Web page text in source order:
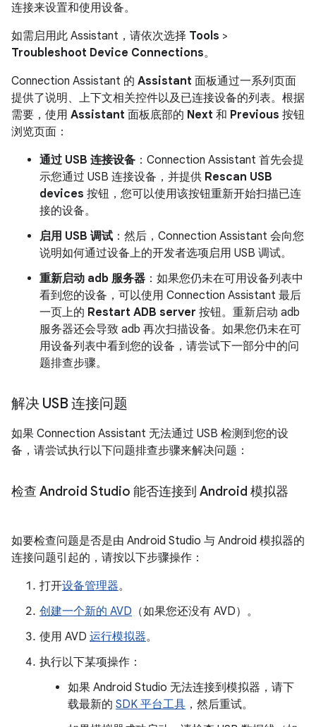
连接来设置和使用设备。
如需启用此 Assistant，请依次选择 Tools >
Troubleshoot Device Connections。
Connection Assistant 的 Assistant 面板通过一系列页面
提供了说明、上下文相关控件以及已连接设备的列表。根据
需要，使用 Assistant 面板底部的 Next 和 Previous 按钮
浏览页面：
通过 USB 连接设备 ：Connection Assistant 首先会提
示您通过 USB 连接设备，并提供 Rescan USB
devices 按钮，您可以使用该按钮重新开始扫描已连
接的设备。
启用 USB 调试 ：然后，Connection Assistant 会向您
说明如何通过设备上的开发者选项启用 USB 调试。
重新启动 adb 服务器 ：如果您仍未在可用设备列表中
看到您的设备，可以使用 Connection Assistant 最后
一页上的 Restart ADB server 按钮。重新启动 adb
服务器还会导致 adb 再次扫描设备。如果您仍未在可
用设备列表中看到您的设备，请尝试下一部分中的问
题排查步骤。
解决 USB 连接问题
如果 Connection Assistant 无法通过 USB 检测到您的设
备，请尝试执行以下问题排查步骤来解决问题：
检查 Android Studio 能否连接到 Android 模拟器
如要检查问题是否是由 Android Studio 与 Android 模拟器的
连接问题引起的，请按以下步骤操作：
打开设备管理器。
创建一个新的 AVD （如果您还没有 AVD）。
使用 AVD 运行模拟器。
执行以下某项操作：
如果 Android Studio 无法连接到模拟器，请下
载最新的 SDK 平台工具 ，然后重试。